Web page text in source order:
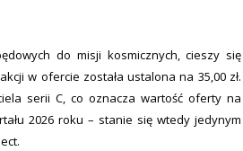
do misji kosmicznych, cieszy się
w ofercie została ustalona na 35,00 zł.
serii C, co oznacza wartość oferty na
2026 roku – stanie się wtedy jedynym